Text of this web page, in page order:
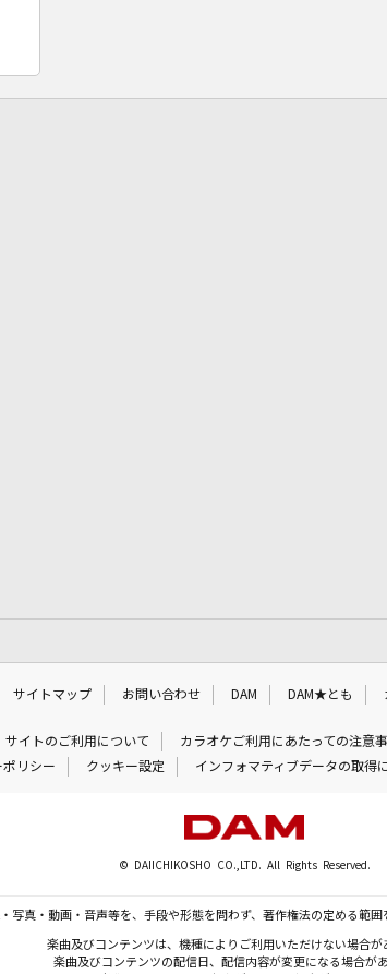
サイトマップ お問い合わせ DAM DAM★とも
サイトのご利用について カラオケご利用にあたっての注意
リシー
クッキー設定 インフォマティブデータの取得
© DAIICHIKOSHO CO.,LTD. All Rights Reserved.
写真・動画・音声等を、手段や形態を問わず、著作権法の定める範
楽曲及びコンテンツは、機種によりご利用いただけない場合が
楽曲及びコンテンツの配信日、配信内容が変更になる場合があ